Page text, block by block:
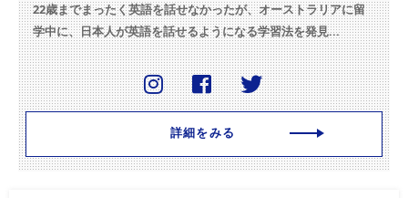
22歳までまったく英語を話せなかったが、オーストラリアに留
学中に、日本人が英語を話せるようになる学習法を発見...
詳細をみる